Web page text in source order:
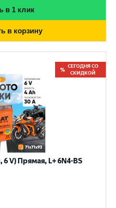
в 1 клик
в корзину
СЕГОДНЯ СО
СКИДКОЙ
6 V) Прямая, L+ 6N4-BS